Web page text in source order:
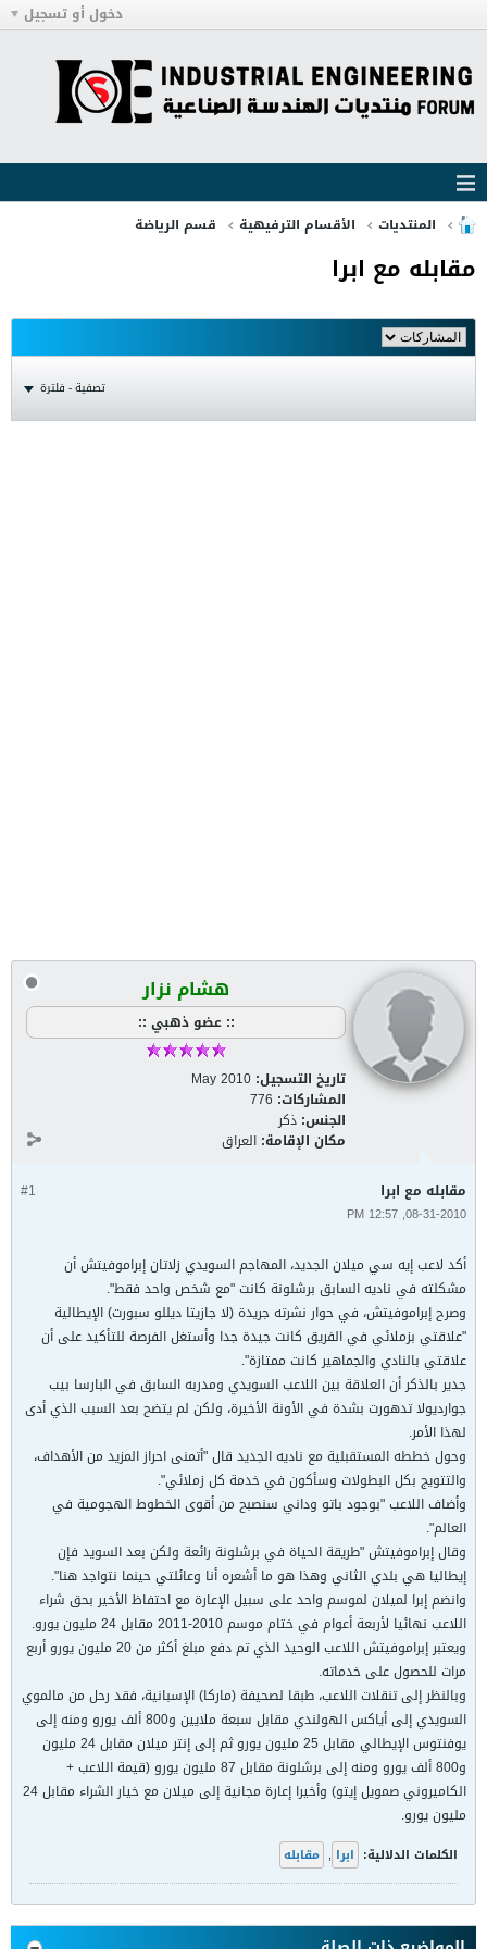
دخول أو تسجيل
المنتديات الأقسام الترفيهية قسم الرياضة
مقابله مع ابرا
تصفية - فلترة
هشام نزار
:: عضو ذهبي ::
تاريخ التسجيل: May 2010
المشاركات: 776
الجنس: ذكر
مكان الإقامة: العراق
#1 مقابله مع ابرا
08-31-2010, 12:57 PM
أكد لاعب إيه سي ميلان الجديد، المهاجم السويدي زلاتان إبراموفيتش أن
مشكلته في ناديه السابق برشلونة كانت "مع شخص واحد فقط".
وصرح إبراموفيتش، في حوار نشرته جريدة (لا جازيتا ديللو سبورت) الإيطالية
"علاقتي بزملائي في الفريق كانت جيدة جدا وأستغل الفرصة للتأكيد على أن
علاقتي بالنادي والجماهير كانت ممتازة".
جدير بالذكر أن العلاقة بين اللاعب السويدي ومدربه السابق في البارسا بيب
جوارديولا تدهورت بشدة في الأونة الأخيرة، ولكن لم يتضح بعد السبب الذي أدى
لهذا الأمر.
وحول خططه المستقبلية مع ناديه الجديد قال "أتمنى احراز المزيد من الأهداف،
والتتويج بكل البطولات وسأكون في خدمة كل زملائي".
وأضاف اللاعب "بوجود باتو وداني سنصبح من أقوى الخطوط الهجومية في
العالم".
وقال إبراموفيتش "طريقة الحياة في برشلونة رائعة ولكن بعد السويد فإن
إيطاليا هي بلدي الثاني وهذا هو ما أشعره أنا وعائلتي حينما نتواجد هنا".
وانضم إبرا لميلان لموسم واحد على سبيل الإعارة مع احتفاظ الأخير بحق شراء
اللاعب نهائيا لأربعة أعوام في ختام موسم 2010-2011 مقابل 24 مليون يورو.
ويعتبر إبراموفيتش اللاعب الوحيد الذي تم دفع مبلغ أكثر من 20 مليون يورو أربع
مرات للحصول على خدماته.
وبالنظر إلى تنقلات اللاعب، طبقا لصحيفة (ماركا) الإسبانية، فقد رحل من مالموي
السويدي إلى أياكس الهولندي مقابل سبعة ملايين و800 ألف يورو ومنه إلى
يوفنتوس الإيطالي مقابل 25 مليون يورو ثم إلى إنتر ميلان مقابل 24 مليون
و800 ألف يورو ومنه إلى برشلونة مقابل 87 مليون يورو (قيمة اللاعب +
الكاميروني صمويل إيتو) وأخيرا إعارة مجانية إلى ميلان مع خيار الشراء مقابل 24
مليون يورو.
الكلمات الدلالية: ابرا , مقابله